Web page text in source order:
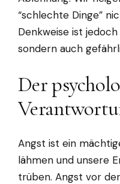
“schlechte Dinge”
Denkweise ist
sondern auch
Der
Angst ist ein
lähmen und unsere
trüben. Angst vor